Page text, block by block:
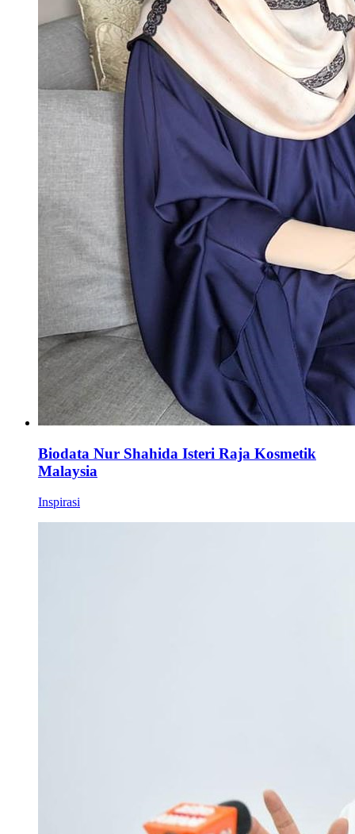
Biodata Nur Shahida Isteri Raja Kosmetik
Malaysia
Inspirasi